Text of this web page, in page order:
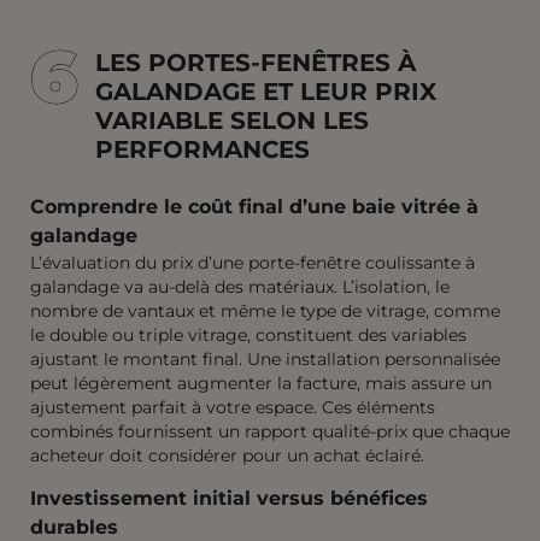
6
6
LES PORTES-FENÊTRES À
GALANDAGE ET LEUR PRIX
VARIABLE SELON LES
PERFORMANCES
Comprendre le coût final d’une baie vitrée à
galandage
L’évaluation du prix d’une porte-fenêtre coulissante à
galandage va au-delà des matériaux. L’isolation, le
nombre de vantaux et même le type de vitrage, comme
le double ou triple vitrage, constituent des variables
ajustant le montant final. Une installation personnalisée
peut légèrement augmenter la facture, mais assure un
ajustement parfait à votre espace. Ces éléments
combinés fournissent un rapport qualité-prix que chaque
acheteur doit considérer pour un achat éclairé.
Investissement initial versus bénéfices
durables